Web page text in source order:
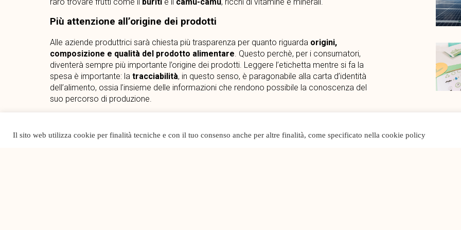
Più attenzione all’origine dei prodotti
Alle aziende produttrici sarà chiesta più trasparenza per quanto riguarda origini,
composizione e qualità del prodotto alimentare . Questo perchè, per i consumatori,
diventerà sempre più importante l’origine dei prodotti. Leggere l’etichetta mentre si fa la
spesa è importante: la tracciabilità, in questo senso, è paragonabile alla carta d’identità
dell’alimento, ossia l’insieme delle informazioni che rendono possibile la conoscenza del
suo percorso di produzione.
Secondo gli esperti,il settore biologico avrà una crescita miliardaria entro il 2025.
Il sito web utilizza cookie per finalità tecniche e con il tuo consenso anche per altre finalità, come specificato nella cookie policy